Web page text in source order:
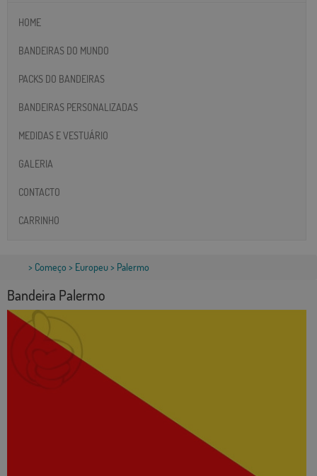
HOME
BANDEIRAS DO MUNDO
PACKS DO BANDEIRAS
BANDEIRAS PERSONALIZADAS
MEDIDAS E VESTUÁRIO
GALERIA
CONTACTO
CARRINHO
> Começo > Europeu> Palermo
Bandeira Palermo